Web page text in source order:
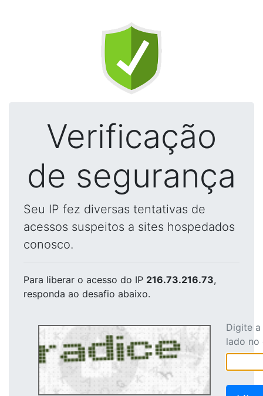
Verificação
de segurança
Seu IP fez diversas tentativas de
acessos suspeitos a sites hospedados
conosco.
Para liberar o acesso do IP 216.73.216.73,
responda ao desafio abaixo.
Digite
lado no